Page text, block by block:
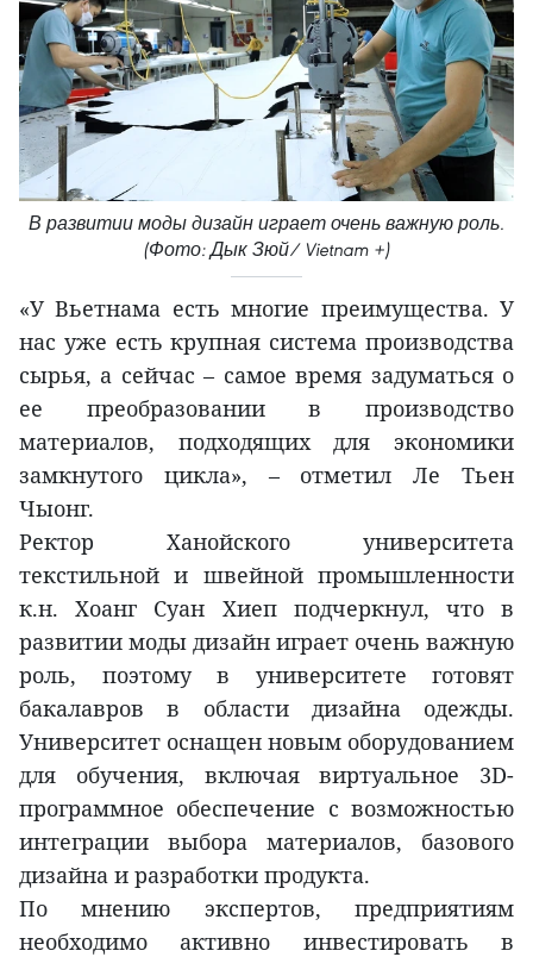
В развитии моды дизайн играет очень важную роль.
(Фото: Дык Зюй/ Vietnam +)
«У Вьетнама есть многие преимущества. У
нас уже есть крупная система производства
сырья, а сейчас – самое время задуматься о
ее преобразовании в производство
материалов, подходящих для экономики
замкнутого цикла», – отметил Ле Тьен
Чыонг.
Ректор Ханойского университета
текстильной и швейной промышленности
к.н. Хоанг Суан Хиеп подчеркнул, что в
развитии моды дизайн играет очень важную
роль, поэтому в университете готовят
бакалавров в области дизайна одежды.
Университет оснащен новым оборудованием
для обучения, включая виртуальное 3D-
программное обеспечение с возможностью
интеграции выбора материалов, базового
дизайна и разработки продукта.
По мнению экспертов, предприятиям
необходимо активно инвестировать в